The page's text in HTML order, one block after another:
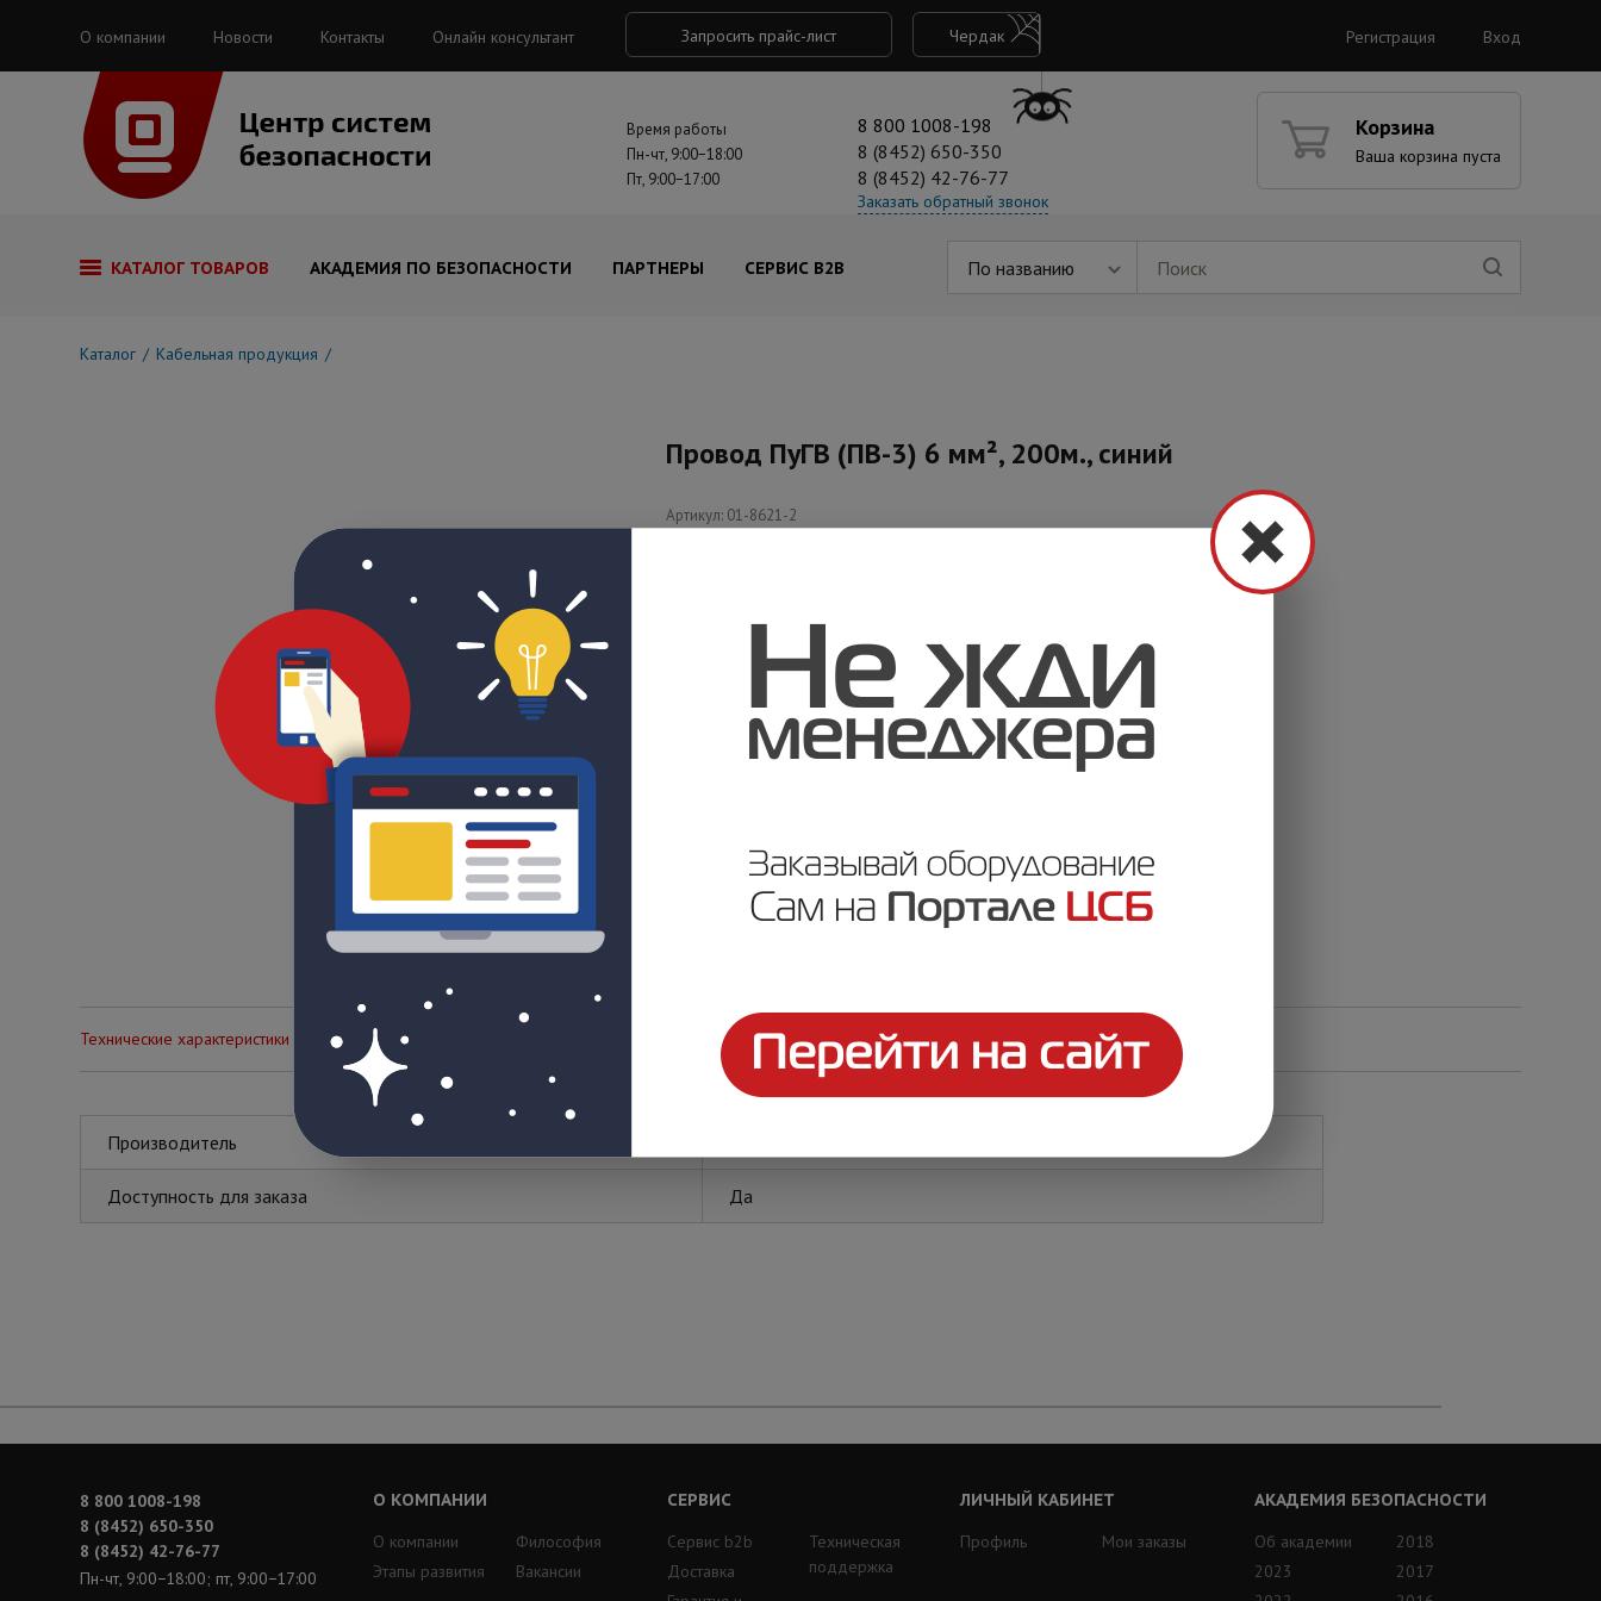
О компании Новости Контакты Онлайн консультант Запросить прайс-лист Чердак Регистрация Вход
Время работы
Пн-чт, 9:00−18:00
Пт, 9:00−17:00
8 800 1008-198
8 (8452) 650-350
8 (8452) 42-76-77
Заказать обратный звонок
Корзина
Ваша корзина пуста
КАТАЛОГ ТОВАРОВ АКАДЕМИЯ ПО БЕЗОПАСНОСТИ ПАРТНЕРЫ СЕРВИС B2B По названию
Каталог Кабельная продукция
Провод ПуГВ (ПВ-3) 6 мм², 200м., синий
Артикул: 01-8621-2
Технические характеристики
Производитель
Доступность для заказа Да
8 800 1008-198
8 (8452) 650-350
8 (8452) 42-76-77
Пн-чт, 9:00−18:00; пт, 9:00−17:00
О КОМПАНИИ
О компании
Этапы развития
Философия
Вакансии
СЕРВИС
Сервис b2b
Доставка
Техническая
поддержка
ЛИЧНЫЙ КАБИНЕТ
Профиль
Мои заказы
АКАДЕМИЯ БЕЗОПАСНОСТИ
Об академии
2023
2018
2017